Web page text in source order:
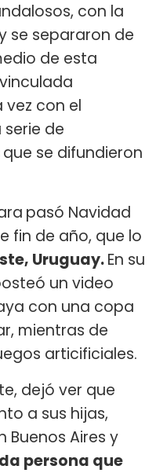
con la
se separaron de
de esta
con el
de
se difundieron
pasó Navidad
fin de año, que lo
Uruguay.En su
un video
con una copa
mientras de
articificiales.
dejó ver que
a sus hijas,
Buenos Aires y
persona que